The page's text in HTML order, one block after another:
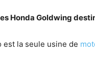
Honda Goldwing
est la seule usine de